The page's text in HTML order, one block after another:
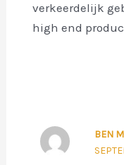
verkeerdelijk
high end
BEN